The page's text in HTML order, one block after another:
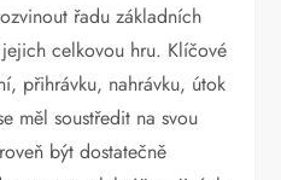
řadu základních
celkovou hru. Klíčové
přihrávku, nahrávku, útok
měl soustředit na svou
být dostatečně